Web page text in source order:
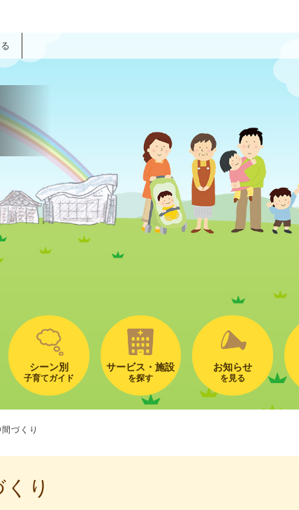
シーン別
子育てガイド
サービス・施設
を探す
お知らせ
を見る
づくり
り